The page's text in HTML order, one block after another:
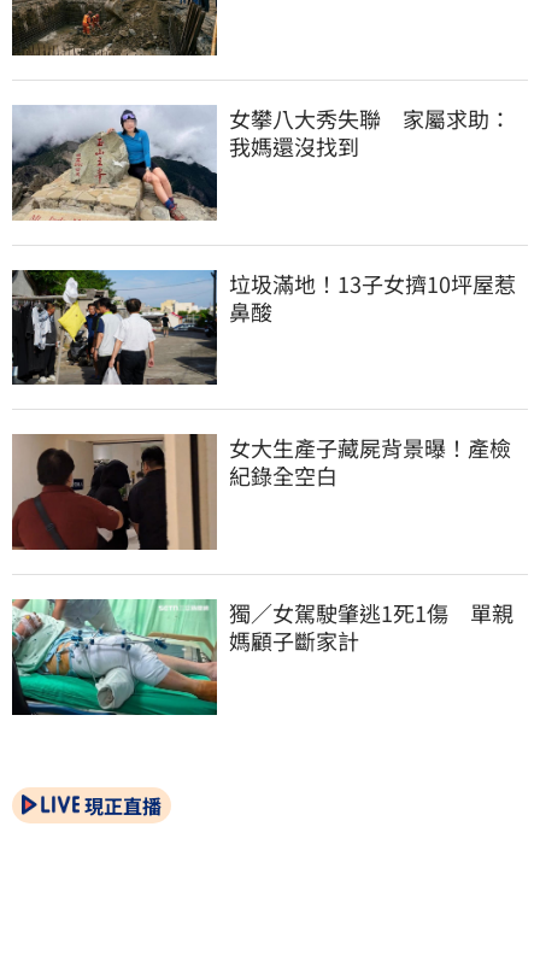
女攀八大秀失聯　家屬求助：
我媽還沒找到
垃圾滿地！13子女擠10坪屋惹
鼻酸
女大生產子藏屍背景曝！產檢
紀錄全空白
獨／女駕駛肇逃1死1傷　單親
媽顧子斷家計
現正直播